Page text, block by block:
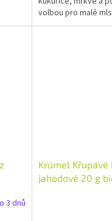
volbou pro malé
3 dnů
Krümel
jahodové 20 g